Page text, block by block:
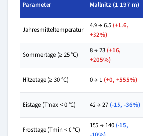
Parameter Mallnitz (1.197 m)
Jahresmitteltemperatur 4.9 → 6.5 (+1.6,
+32%)
Sommertage (≥ 25 °C) 8 → 23 (+16,
+205%)
Hitzetage (≥ 30 °C) 0 → 1 (+0, +555%)
Eistage (Tmax < 0 °C) 42 → 27 (-15, -36%)
Frosttage (Tmin < 0 °C) 155 → 140 (-15,